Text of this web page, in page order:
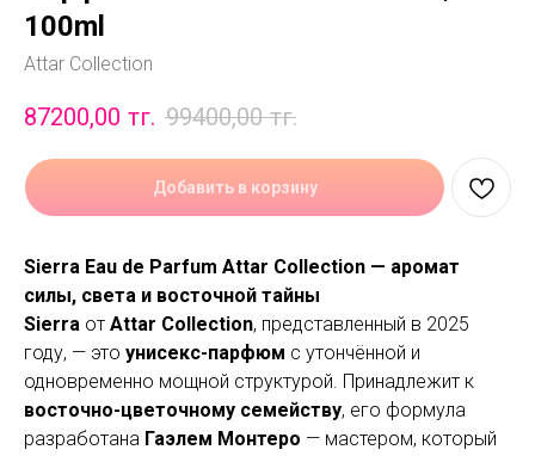
100ml
Attar Collection
87200,00 тг. 99400,00 тг.
Добавить в корзину
Sierra Eau de Parfum Attar Collection — аромат
силы, света и восточной тайны
Sierra от Attar Collection, представленный в 2025
году, — это унисекс-парфюм с утончённой и
одновременно мощной структурой. Принадлежит к
восточно-цветочному семейству, его формула
разработана Гаэлем Монтеро — мастером, который